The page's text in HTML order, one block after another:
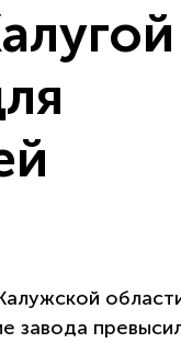
завода